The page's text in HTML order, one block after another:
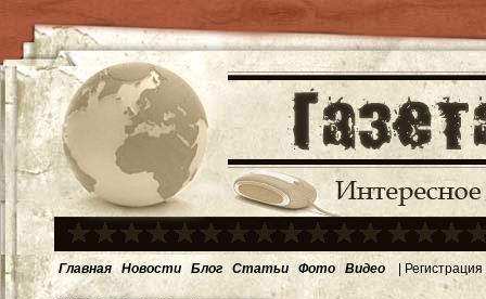
Главная Новости Блог Статьи Фото Видео | Регистрация